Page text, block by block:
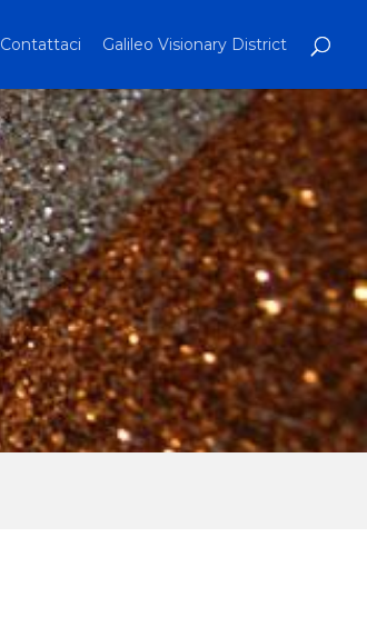
Contattaci Galileo Visionary District